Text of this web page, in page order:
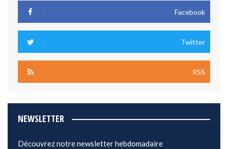
Facebook
Twitter
RSS
NEWSLETTER
Découvrez notre newsletter hebdomadaire